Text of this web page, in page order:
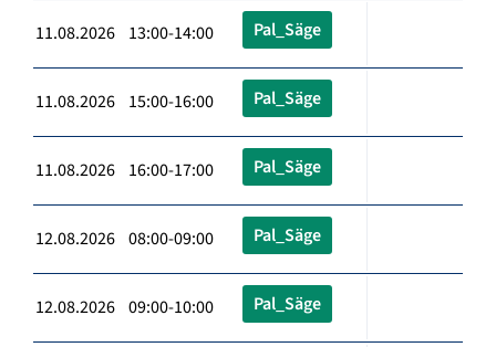
11.08.2026 13:00-14:00 Pal_Säge
11.08.2026 15:00-16:00 Pal_Säge
11.08.2026 16:00-17:00 Pal_Säge
12.08.2026 08:00-09:00 Pal_Säge
12.08.2026 09:00-10:00 Pal_Säge